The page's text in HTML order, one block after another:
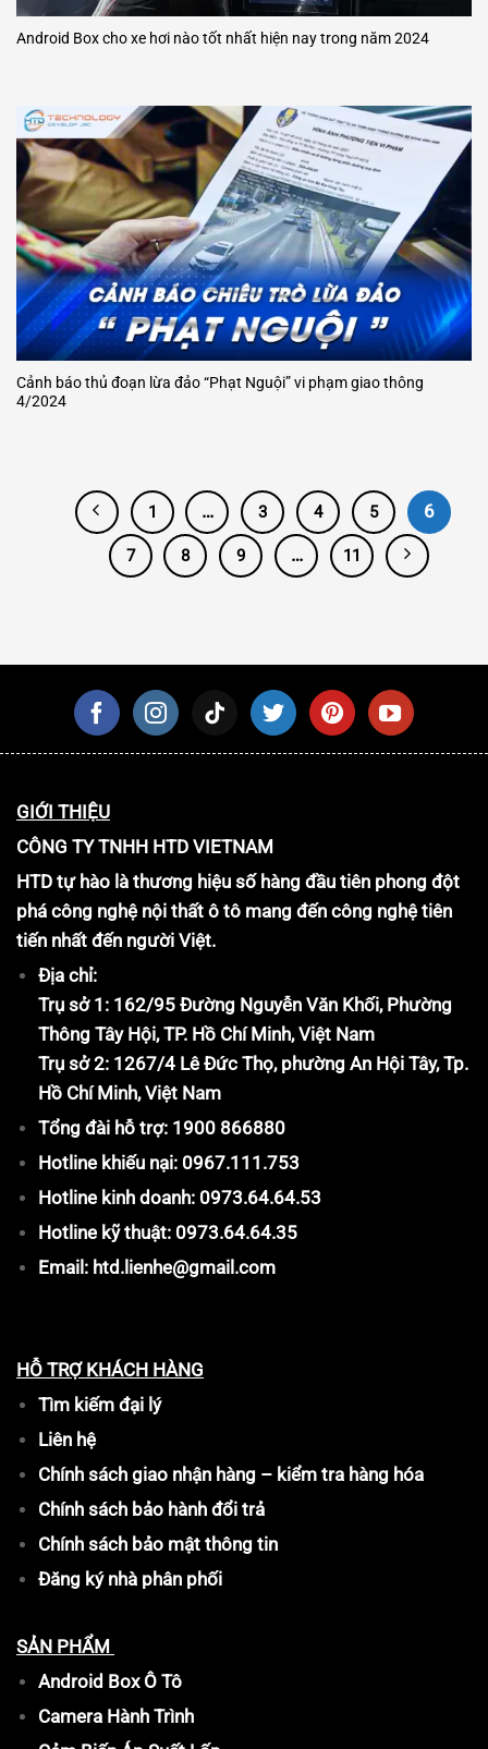
Android Box cho xe hơi nào tốt nhất hiện nay trong năm 2024
Cảnh báo thủ đoạn lừa đảo “Phạt Nguội” vi phạm giao thông
4/2024
1 … 3 4 5 6
7 8 9 … 11
GIỚI THIỆU
CÔNG TY TNHH HTD VIETNAM
HTD tự hào là thương hiệu số hàng đầu tiên phong đột
phá công nghệ nội thất ô tô mang đến công nghệ tiên
tiến nhất đến người Việt.
Địa chỉ:
Trụ sở 1: 162/95 Đường Nguyễn Văn Khối, Phường
Thông Tây Hội, TP. Hồ Chí Minh, Việt Nam
Trụ sở 2: 1267/4 Lê Đức Thọ, phường An Hội Tây, Tp.
Hồ Chí Minh, Việt Nam
Tổng đài hỗ trợ: 1900 866880
Hotline khiếu nại: 0967.111.753
Hotline kinh doanh: 0973.64.64.53
Hotline kỹ thuật: 0973.64.64.35
Email: htd.lienhe@gmail.com
HỖ TRỢ KHÁCH HÀNG
Tìm kiếm đại lý
Liên hệ
Chính sách giao nhận hàng – kiểm tra hàng hóa
Chính sách bảo hành đổi trả
Chính sách bảo mật thông tin
Đăng ký nhà phân phối
SẢN PHẨM
Android Box Ô Tô
Camera Hành Trình